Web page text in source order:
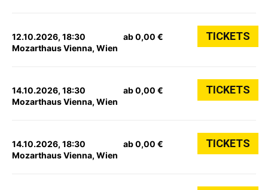
12.10.2026, 18:30
Mozarthaus Vienna, Wien
ab 0,00 € TICKETS
14.10.2026, 18:30
Mozarthaus Vienna, Wien
ab 0,00 € TICKETS
14.10.2026, 18:30
Mozarthaus Vienna, Wien
ab 0,00 € TICKETS